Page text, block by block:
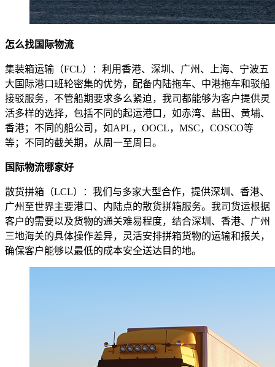
怎么找国际物流
集装箱运输（FCL）：利用香港、深圳、广州、上海、宁波五
大国际港口班轮密集的优势，配备内陆拖车、中港拖车和驳船
接驳服务，不管船期要求多么紧迫，我司都能够为客户提供灵
活多样的选择，包括不同的起运港口，如赤湾、盐田、黄埔、
香港；不同的船公司，如APL，OOCL，MSC，COSCO等
等；不同的截关期，从周一至周日。
国际物流哪家好
散货拼箱（LCL）：我们与多家大型合作，提供深圳、香港、
广州至世界主要港口、内陆点的散货拼箱服务。我司货运根据
客户的需要以及货物的通关难易程度，结合深圳、香港、广州
三地海关的具体操作差异，灵活安排拼箱货物的运输和报关，
确保客户能够以最低的成本安全送达目的地。